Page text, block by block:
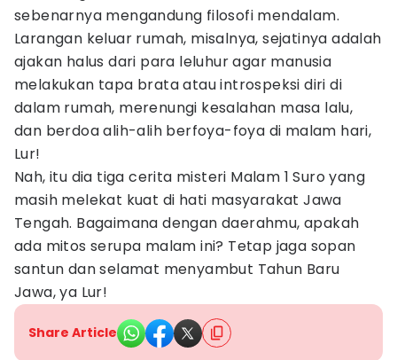
sebenarnya mengandung filosofi mendalam.
Larangan keluar rumah, misalnya, sejatinya adalah
ajakan halus dari para leluhur agar manusia
melakukan tapa brata atau introspeksi diri di
dalam rumah, merenungi kesalahan masa lalu,
dan berdoa alih-alih berfoya-foya di malam hari,
Lur!
Nah, itu dia tiga cerita misteri Malam 1 Suro yang
masih melekat kuat di hati masyarakat Jawa
Tengah. Bagaimana dengan daerahmu, apakah
ada mitos serupa malam ini? Tetap jaga sopan
santun dan selamat menyambut Tahun Baru
Jawa, ya Lur!
Share Article